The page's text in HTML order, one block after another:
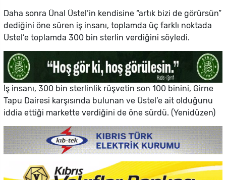
Daha sonra Ünal Üstel’in kendisine “artık bizi de görürsün”
dediğini öne süren iş insanı, toplamda üç farklı noktada
Üstel’e toplamda 300 bin sterlin verdiğini söyledi.
İş insanı, 300 bin sterlinlik rüşvetin son 100 binini, Girne
Tapu Dairesi karşısında bulunan ve Üstel’e ait olduğunu
iddia ettiği markette verdiğini de öne sürdü. (Yenidüzen)